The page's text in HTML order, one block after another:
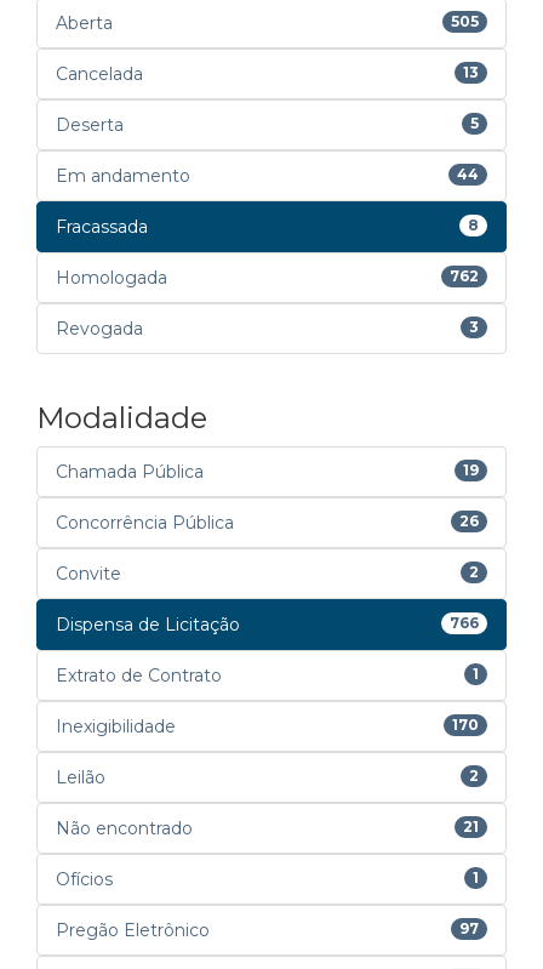
Aberta 505
Cancelada 13
Deserta 5
Em andamento 44
Fracassada 8
Homologada 762
Revogada 3
Modalidade
Chamada Pública 19
Concorrência Pública 26
Convite 2
Dispensa de Licitação 766
Extrato de Contrato 1
Inexigibilidade 170
Leilão 2
Não encontrado 21
Ofícios 1
Pregão Eletrônico 97